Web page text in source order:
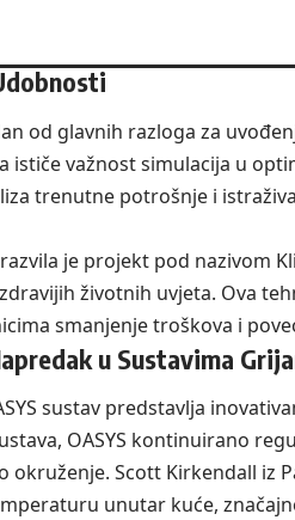
od glavnih razloga za
ističe važnost simulacija u
trenutne potrošnje i
je projekt pod nazivom
životnih uvjeta. Ova
smanjenje troškova i
u Sustavima
sustav predstavlja
OASYS kontinuirano
okruženje. Scott Kirkendall iz
unutar kuće,